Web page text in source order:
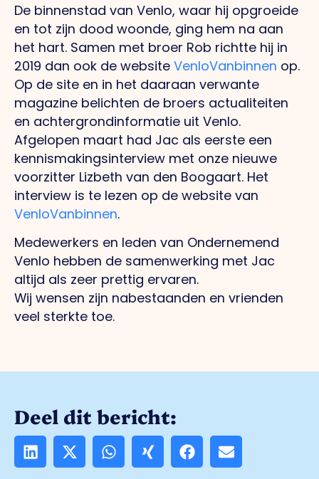
De binnenstad van Venlo, waar hij opgroeide
en tot zijn dood woonde, ging hem na aan
het hart. Samen met broer Rob richtte hij in
2019 dan ook de website VenloVanbinnen op.
Op de site en in het daaraan verwante
magazine belichten de broers actualiteiten
en achtergrondinformatie uit Venlo.
Afgelopen maart had Jac als eerste een
kennismakingsinterview met onze nieuwe
voorzitter Lizbeth van den Boogaart. Het
interview is te lezen op de website van
VenloVanbinnen.
Medewerkers en leden van Ondernemend
Venlo hebben de samenwerking met Jac
altijd als zeer prettig ervaren.
Wij wensen zijn nabestaanden en vrienden
veel sterkte toe.
Deel dit bericht: